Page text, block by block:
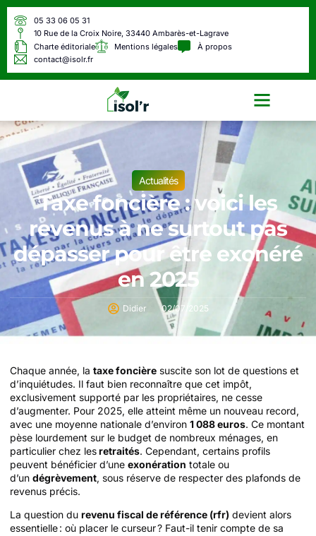
05 33 06 05 31
10 Rue de la Croix Noire, 33440 Ambarès-et-Lagrave
Charte éditoriale
Mentions légales
À propos
contact@isolr.fr
Actualités
Taxe foncière : voici les
revenus à ne surtout pas
dépasser pour être exonéré
en 2025
Didier 02/07/2025
Chaque année, la taxe foncière suscite son lot de questions et
d’inquiétudes. Il faut bien reconnaître que cet impôt,
exclusivement supporté par les propriétaires, ne cesse
d’augmenter. Pour 2025, elle atteint même un nouveau record,
avec une moyenne nationale d’environ 1 088 euros. Ce montant
pèse lourdement sur le budget de nombreux ménages, en
particulier chez lesretraités. Cependant, certains profils
peuvent bénéficier d’une exonération totale ou
d’un dégrèvement, sous réserve de respecter des plafonds de
revenus précis.
La question du revenu fiscal de référence (rfr) devient alors
essentielle : où placer le curseur ? Faut-il tenir compte de sa